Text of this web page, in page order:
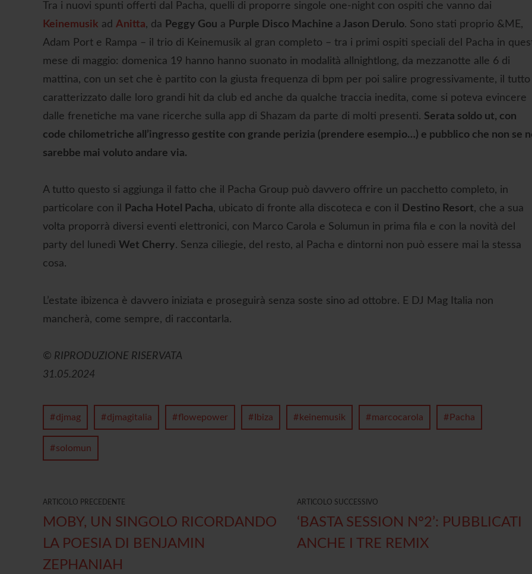
Tra i nuovi spunti offerti dal Pacha, quelli di proporre singole one-night con ospiti che vanno dai
Keinemusik ad Anitta, da Peggy Gou a Purple Disco Machine a Jason Derulo. Sono stati proprio &ME,
Adam Port e Rampa – il trio di Keinemusik al gran completo – tra i primi ospiti speciali del Pacha in
mese di maggio: domenica 19 hanno hanno suonato in modalità allnightlong, da mezzanotte alle 6 di
mattina, con un set che è partito con la giusta frequenza di bpm per poi salire progressivamente, il tutto
caratterizzato dalle loro grandi hit da club ed anche da qualche traccia inedita, come si poteva evincere
dalle frenetiche ma vane ricerche sulla app di Shazam da parte di molti presenti. Serata soldo ut, con
code chilometriche all’ingresso gestite con grande perizia (prendere esempio…) e pubblico che non se
sarebbe mai voluto andare via.
A tutto questo si aggiunga il fatto che il Pacha Group può davvero offrire un pacchetto completo, in
particolare con il
Pacha Hotel Pacha, ubicato di fronte alla discoteca e con il Destino Resort, che a sua
volta proporrà diversi eventi elettronici, con Marco Carola e Solumun in prima fila e con la novità del
party del lunedì Wet Cherry. Senza ciliegie, del resto, al Pacha e dintorni non può essere mai la stessa
cosa.
L’estate ibizenca è davvero iniziata e proseguirà senza soste sino ad ottobre. E DJ Mag Italia non
mancherà, come sempre, di raccontarla.
© RIPRODUZIONE RISERVATA
31.05.2024
djmag djmagitalia flowepower Ibiza keinemusik marcocarola Pacha
solomun
ARTICOLO PRECEDENTE
MOBY, UN SINGOLO RICORDANDO
LA POESIA DI BENJAMIN
ZEPHANIAH
ARTICOLO SUCCESSIVO
‘BASTA SESSION N°2’: PUBBLICATI
ANCHE I TRE REMIX